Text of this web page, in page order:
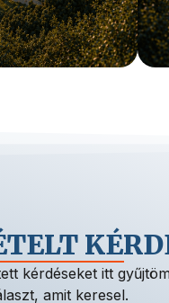
kérdéseket itt
amit keresel.